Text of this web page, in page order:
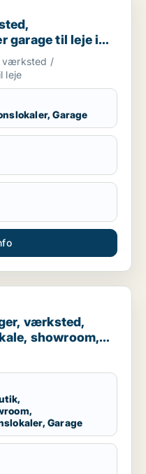
eller garage
garage til leje i
værksted /
leje
Garage
butik,
værksted,
showroom,
eller
eller
Garage